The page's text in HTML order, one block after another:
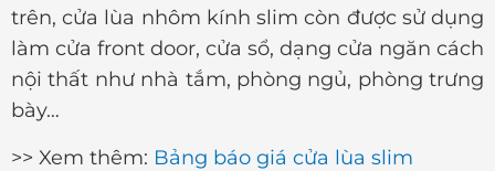
trên, cửa lùa nhôm kính slim còn được sử dụng
làm cửa front door, cửa sổ, dạng cửa ngăn cách
nội thất như nhà tắm, phòng ngủ, phòng trưng
bày…
>> Xem thêm: Bảng báo giá cửa lùa slim